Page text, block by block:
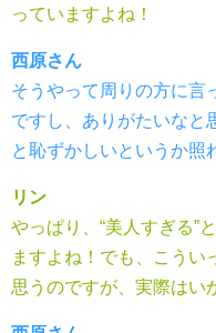
っていますよね！
西原さん
そうやって周りの方に言
ですし、ありがたいなと
と恥ずかしいというか照
リン
やっぱり、“美人すぎる”
ますよね！でも、こうい
思うのですが、実際はい